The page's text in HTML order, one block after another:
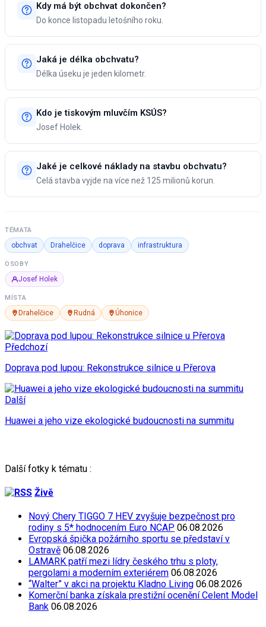
Kdy má být obchvat dokončen?
Do konce listopadu letošního roku.
Jaká je délka obchvatu?
Délka úseku je jeden kilometr.
Kdo je tiskovým mluvčím KSÚS?
Josef Holek.
Jaké je celkové náklady na stavbu obchvatu?
Celá stavba vyjde na více než 125 milionů korun.
TÉMATA
obchvat Drahelčice doprava infrastruktura
OSOBY
Josef Holek
MÍSTA
Drahelčice Rudná Úhonice
Předchozí
Doprava pod lupou: Rekonstrukce silnice u Přerova
Další
Huawei a jeho vize ekologické budoucnosti na summitu
Další fotky k tématu :
Živě
Nový Chery TIGGO 7 HEV zvyšuje bezpečnost pro
rodiny s 5* hodnocením Euro NCAP 06.08.2026
Evropská špička požárního sportu se představí v
Ostravě 06.08.2026
LAMARK patří mezi lídry českého trhu s ploty,
pergolami a moderním exteriérem 06.08.2026
“Walter” v akci na projektu Kladno Living 06.08.2026
Komerční banka získala prestižní ocenění Celent Model
Bank 06.08.2026